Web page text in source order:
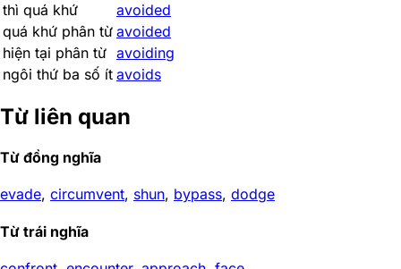
thì quá khứ
avoided
quá khứ phân từ avoided
hiện tại phân từ avoiding
ngôi thứ ba số ít avoids
Từ liên quan
Từ đồng nghĩa
evade, circumvent, shun, bypass, dodge
Từ trái nghĩa